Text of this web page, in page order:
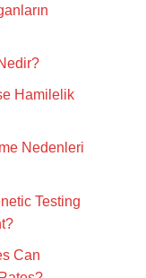
Hamilelik
Nedenleri
Testing
Can